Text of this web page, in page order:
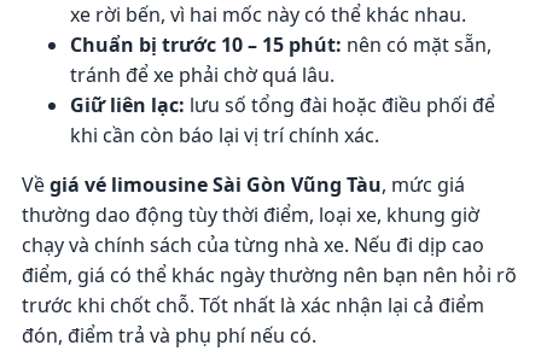
xe rời bến, vì hai mốc này có thể khác nhau.
Chuẩn bị trước 10 – 15 phút: nên có mặt sẵn,
tránh để xe phải chờ quá lâu.
Giữ liên lạc: lưu số tổng đài hoặc điều phối để
khi cần còn báo lại vị trí chính xác.
Vềgiá vé limousine Sài Gòn Vũng Tàu, mức giá
thường dao động tùy thời điểm, loại xe, khung giờ
chạy và chính sách của từng nhà xe. Nếu đi dịp cao
điểm, giá có thể khác ngày thường nên bạn nên hỏi rõ
trước khi chốt chỗ. Tốt nhất là xác nhận lại cả điểm
đón, điểm trả và phụ phí nếu có.